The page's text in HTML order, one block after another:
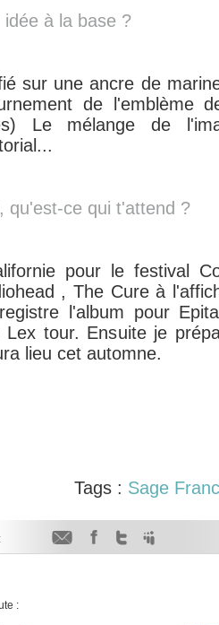
à la base ?
sur une ancre de
de l'emblème
Le mélange de
qu'est-ce qui t'attend ?
pour le festival
, The Cure à
l'album pour
tour. Ensuite je
lieu cet automne.
Tags : Sage
: